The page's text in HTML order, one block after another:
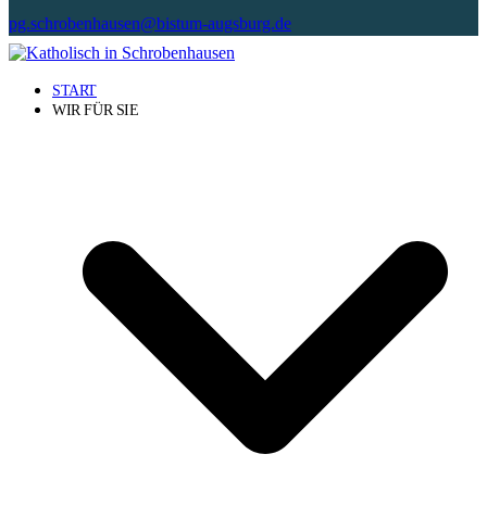
pg.schrobenhausen@bistum-augsburg.de
START
WIR FÜR SIE